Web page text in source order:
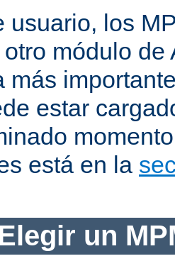
usuario, los
módulo de
más
estar
está en la
un